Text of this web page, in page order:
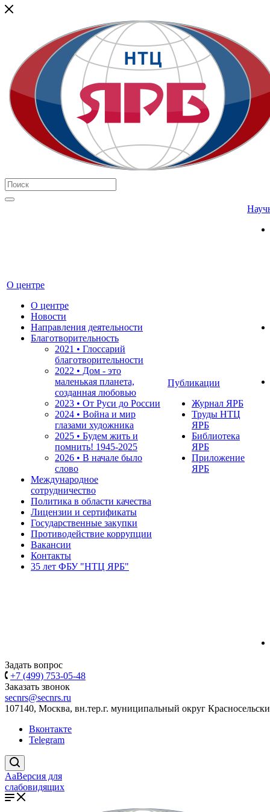
О центре
О центре
Новости
Направления деятельности
Благотворительность
2021 • Глоссарий
благотворительности
2022 • Дом - это
маленькая планета,
созданная любовью
2023 • От Руси до России
2024 • Война и мир
глазами художника
2025 • Будем жить и
помнить! 1945-2025
2026 • В начале было
слово
Международное
сотрудничество
Политика в области качества
Лицензии и сертификаты
Государственные закупки
Противодействие коррупции
Вакансии
Контакты
35 лет ФБУ "НТЦ ЯРБ"
Публикации
Журнал ЯРБ
Труды НТЦ
ЯРБ
Библиотека
ЯРБ
Приложение
ЯРБ
Задать вопрос
+7 (499) 753-05-48
Заказать звонок
secnrs@secnrs.ru
107140, Москва, вн.тер.г. муниципальный округ
Вконтакте
Telegram
AaВерсия для
слабовидящих